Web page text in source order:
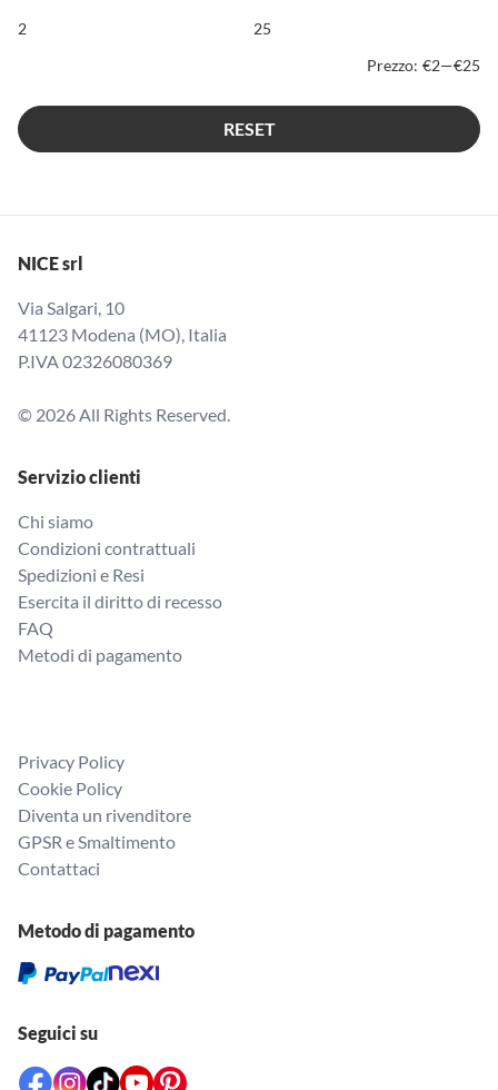
Prezzo: €2—€25
RESET
NICE srl
Via Salgari, 10
41123 Modena (MO), Italia
P.IVA 02326080369
© 2026 All Rights Reserved.
Servizio clienti
Chi siamo
Condizioni contrattuali
Spedizioni e Resi
Esercita il diritto di recesso
FAQ
Metodi di pagamento
Privacy Policy
Cookie Policy
Diventa un rivenditore
GPSR e Smaltimento
Contattaci
Metodo di pagamento
Seguici su